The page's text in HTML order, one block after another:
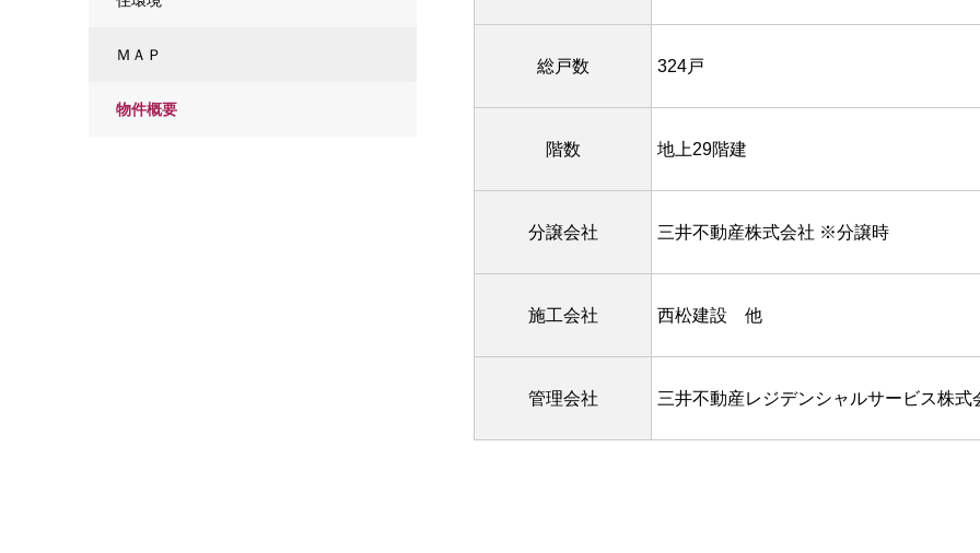
総戸数 324戸
階数 地上29階建
分譲会社 三井不動産株式会社 ※分譲時
施工会社 西松建設 他
管理会社 三井不動産レジデンシャルサービス株式
ＭＡＰ
物件概要